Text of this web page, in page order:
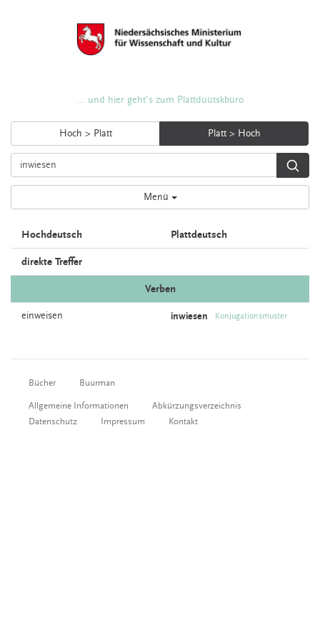
... und hier geht's zum Plattdüütskbüro
Hoch > Platt Platt > Hoch
Menü
Hochdeutsch Plattdeutsch
direkte Treffer
Verben
einweisen inwiesen Konjugationsmuster
Bücher Buurman
Allgemeine Informationen
Abkürzungsverzeichnis
Datenschutz
Impressum Kontakt